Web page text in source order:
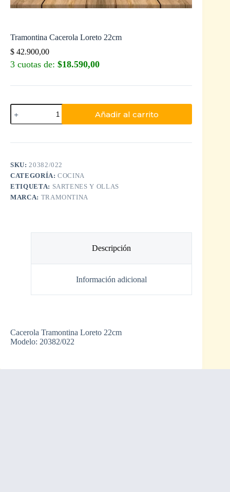
Tramontina Cacerola Loreto 22cm
$ 42.900,00
3 cuotas de: $18.590,00
Añadir al carrito
SKU:20382/022
CATEGORÍA:COCINA
ETIQUETA: SARTENES Y OLLAS
MARCA: TRAMONTINA
Descripción
Información adicional
Cacerola Tramontina Loreto 22cm
Modelo: 20382/022